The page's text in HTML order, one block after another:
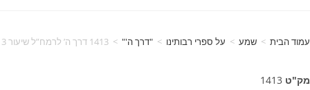
עמוד הבית > שמע > על ספרי רבותינו > "דרך ה'" > 1413 דרך ה’ לרמח”ל שיעור 3
מק"ט 1413